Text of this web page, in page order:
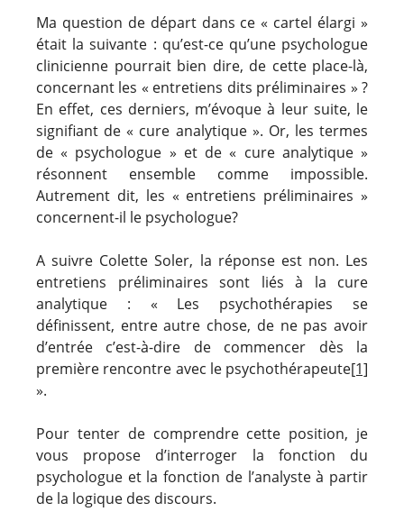
Ma question de départ dans ce « cartel élargi »
était la suivante : qu’est-ce qu’une psychologue
clinicienne pourrait bien dire, de cette place-là,
concernant les « entretiens dits préliminaires » ?
En effet, ces derniers, m’évoque à leur suite, le
signifiant de « cure analytique ». Or, les termes
de « psychologue » et de « cure analytique »
résonnent ensemble comme impossible.
Autrement dit, les « entretiens préliminaires »
concernent-il le psychologue?
A suivre Colette Soler, la réponse est non. Les
entretiens préliminaires sont liés à la cure
analytique : « Les psychothérapies se
définissent, entre autre chose, de ne pas avoir
d’entrée c’est-à-dire de commencer dès la
première rencontre avec le psychothérapeute[1]
».
Pour tenter de comprendre cette position, je
vous propose d’interroger la fonction du
psychologue et la fonction de l’analyste à partir
de la logique des discours.